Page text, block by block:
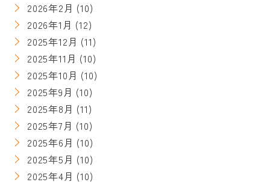
2026年2月 (10)
2026年1月 (12)
2025年12月 (11)
2025年11月 (10)
2025年10月 (10)
2025年9月 (10)
2025年8月 (11)
2025年7月 (10)
2025年6月 (10)
2025年5月 (10)
2025年4月 (10)